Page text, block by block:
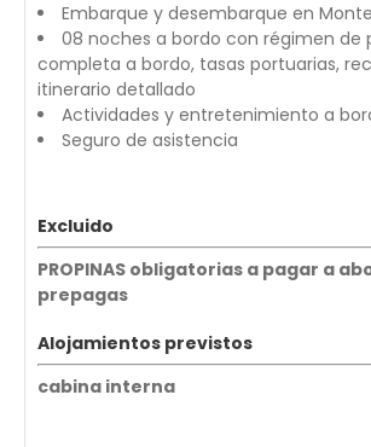
Embarque y desembarque en
08 noches a bordo con régimen de
completa a bordo, tasas portuarias,
itinerario detallado
Actividades y entretenimiento a
Seguro de asistencia
Excluido
PROPINAS obligatorias a pagar a
prepagas
Alojamientos previstos
cabina interna